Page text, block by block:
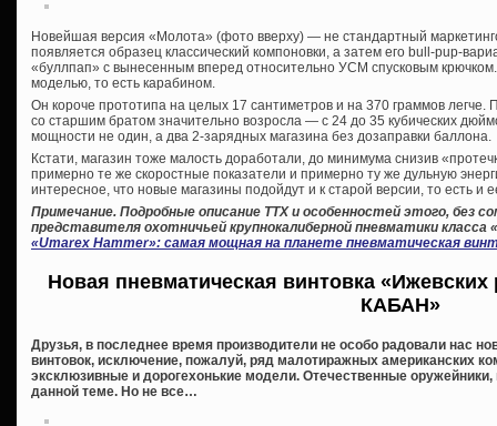
Новейшая версия «Молота» (фото вверху) — не стандартный
появляется образец классический компоновки, а затем его bull-pup-
«буллпап» с вынесенным вперед относительно УСМ спусковым
моделью, то есть карабином.
Он короче прототипа на целых 17 сантиметров и на 370 граммов легче.
со старшим братом значительно возросла — с 24 до 35 кубических
мощности не один, а два 2-зарядных магазина без дозаправки баллона.
Кстати, магазин тоже малость доработали, до минимума снизив
примерно те же скоростные показатели и примерно ту же дульную
интересное, что новые магазины подойдут и к старой версии, то есть и
Примечание. Подробные описание ТТХ и особенностей этого, без
представителя охотничьей крупнокалиберной пневматики
«Umarex Hammer»: самая мощная на планете пневматическая
Новая пневматическая винтовка
КАБАН»
Друзья, в последнее время производители не особо радовали нас
винтовок, исключение, пожалуй, ряд малотиражных американских
эксклюзивные и дорогехонькие модели. Отечественные оружейники,
данной теме. Но не все…